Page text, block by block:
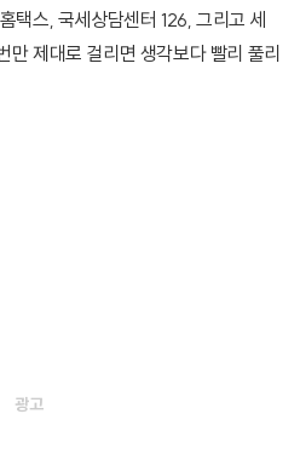
택스, 국세상담센터 126, 그리고 세
만 제대로 걸리면 생각보다 빨리 풀리